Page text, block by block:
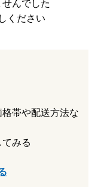
方は、ご自身で申
き、添付書類とと
せ先・及びワンス
尾737-5
祝日休み）
んでした
ください
帯や配送方法な
みる